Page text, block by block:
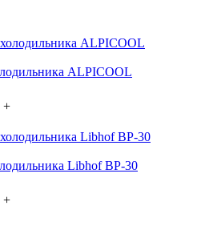
ALPICOOL
+
Libhof BP-30
+